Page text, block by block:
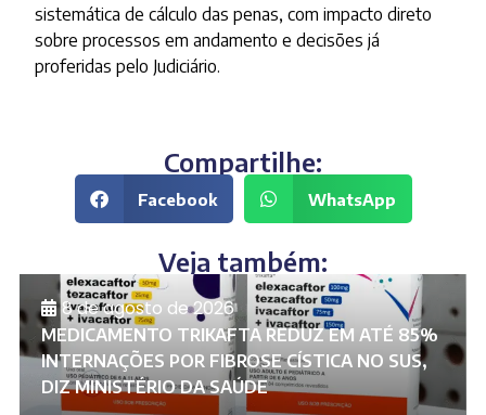
sistemática de cálculo das penas, com impacto direto
sobre processos em andamento e decisões já
proferidas pelo Judiciário.
Compartilhe:
Facebook WhatsApp
Veja também:
8 de agosto de 2026
MEDICAMENTO TRIKAFTA REDUZ EM ATÉ 85%
INTERNAÇÕES POR FIBROSE CÍSTICA NO SUS,
DIZ MINISTÉRIO DA SAÚDE